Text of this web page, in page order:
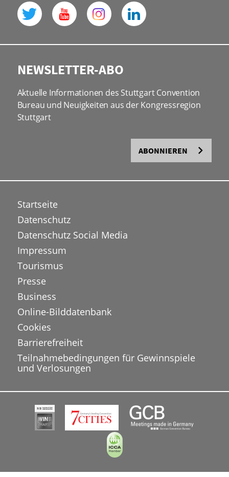
NEWSLETTER-ABO
Aktuelle Informationen des Stuttgart Convention
Bureau und Neuigkeiten aus der Kongressregion
Stuttgart
ABONNIEREN
Startseite
Datenschutz
Datenschutz Social Media
Impressum
Tourismus
Presse
Business
Online-Bilddatenbank
Cookies
Barrierefreiheit
Teilnahmebedingungen für Gewinnspiele
und Verlosungen